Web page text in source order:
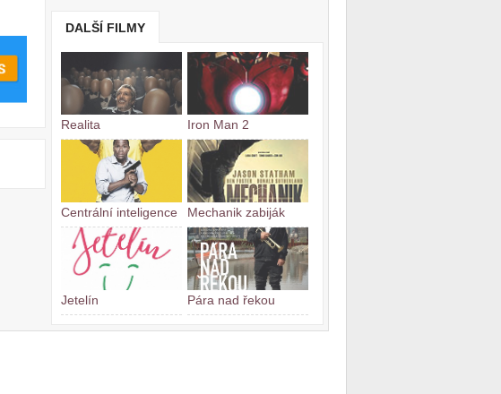
DALŠÍ FILMY
Realita Iron Man 2
Centrální inteligence Mechanik zabiják
Jetelín Pára nad řekou